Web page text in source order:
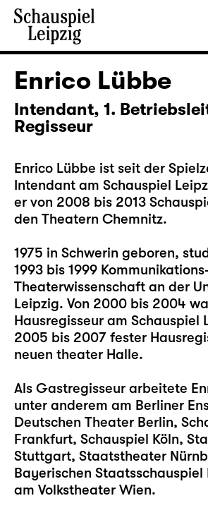
Enrico Lübbe
Intendant, 1.
Regisseur
Enrico Lübbe ist seit der
Intendant am Schauspiel
er von 2008 bis 2013
den Theatern Chemnitz.
1975 in Schwerin geboren,
1993 bis 1999
Theaterwissenschaft an der
Leipzig. Von 2000 bis 2004
Hausregisseur am Schauspiel
2005 bis 2007 fester
neuen theater Halle.
Als Gastregisseur arbeitete
unter anderem am Berliner
Deutschen Theater Berlin,
Frankfurt, Schauspiel Köln,
Stuttgart, Staatstheater
Bayerischen Staatsschauspiel
am Volkstheater Wien.